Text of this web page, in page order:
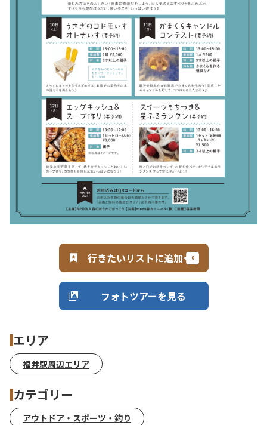
行きたいリストに追加
フォトツアーを見る
エリア
福井駅周辺エリア
カテゴリー
アウトドア・スポーツ・釣り